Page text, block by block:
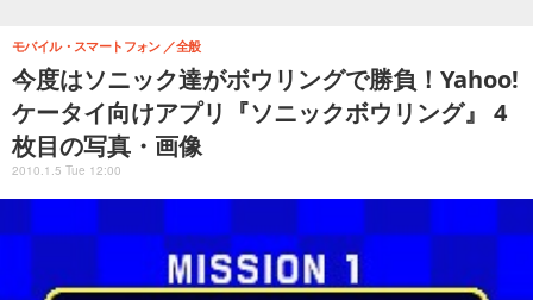
今度はソニック達がボウリングで勝負！Yahoo!
ケータイ向けアプリ『ソニックボウリング』 4
枚目の写真・画像
モバイル・スマートフォン 全般
2010.1.5 Tue 12:00